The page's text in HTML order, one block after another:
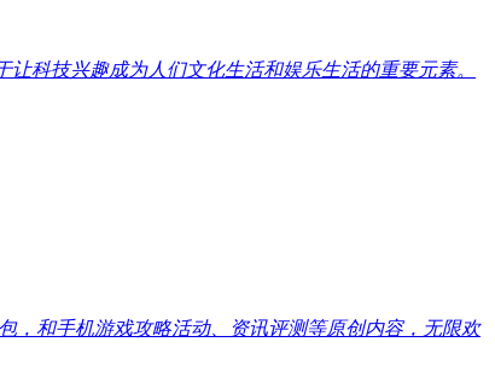
科技兴趣成为人们文化生活和娱乐生活的重要元素。
，和手机游戏攻略活动、资讯评测等原创内容，无限欢